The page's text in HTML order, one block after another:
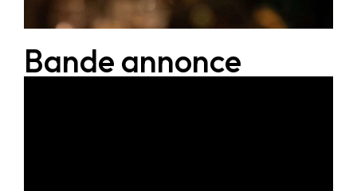
Bande annonce